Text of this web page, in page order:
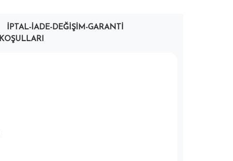
İPTAL-İADE-DEĞIŞIM-GARANTI
KOŞULLARI